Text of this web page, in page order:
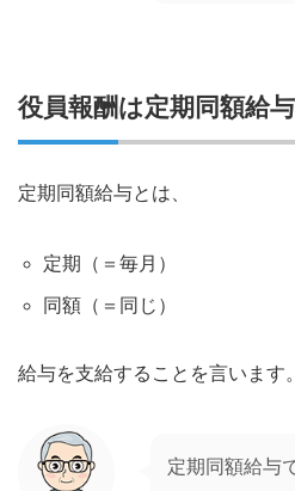
役員報酬は定期同額給与
定期同額給与とは、
定期（＝毎月）
同額（＝同じ）
給与を支給することを言います。
定期同額給与